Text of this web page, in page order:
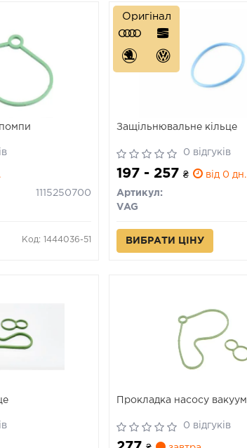
1115250700
Код: 1444036-51
Защільнювальне кільце
0 відгуків
197 - 257₴ від 0 дн.
Артикул:
VAG
ВИБРАТИ ЦІНУ
Оригінал
Прокладка насосу
0 відгуків